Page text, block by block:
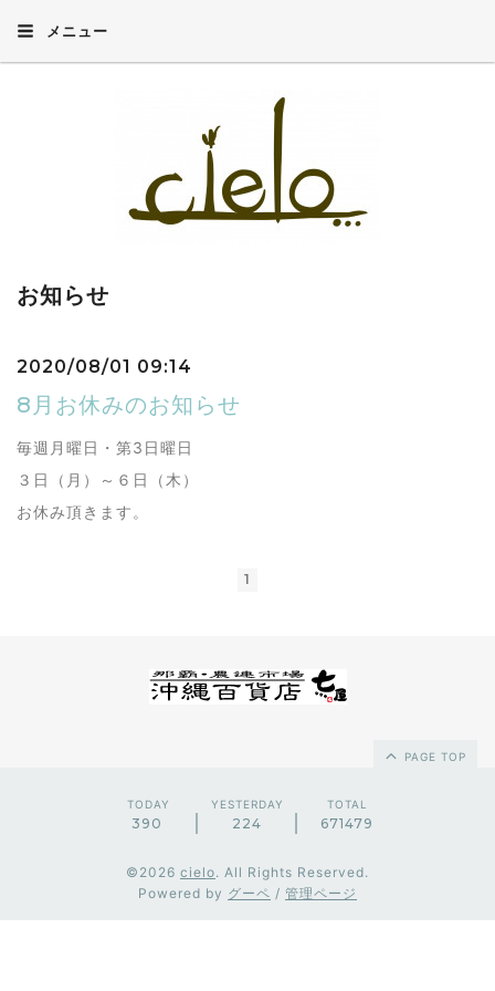
メニュー
お知らせ
2020/08/01 09:14
8月お休みのお知らせ
毎週月曜日・第3日曜日
３日（月）～６日（木）
お休み頂きます。
1
PAGE TOP
TODAY
390
YESTERDAY
224
TOTAL
671479
©2026 cielo. All Rights Reserved.
Powered by グーペ / 管理ページ